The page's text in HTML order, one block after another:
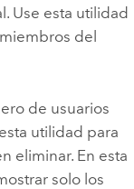
Use esta utilidad
del
de usuarios
utilidad para
eliminar. En esta
solo los